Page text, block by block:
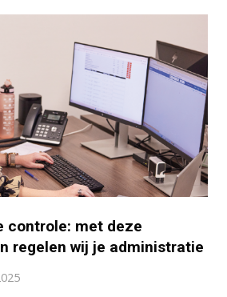
controle: met deze
regelen wij je administratie